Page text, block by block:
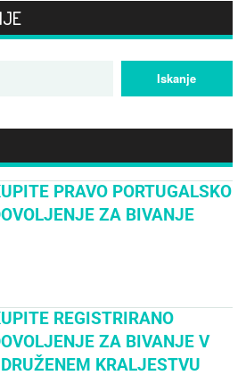
PRAVO PORTUGALSKO
ZA BIVANJE
REGISTRIRANO
ZA BIVANJE V
KRALJESTVU